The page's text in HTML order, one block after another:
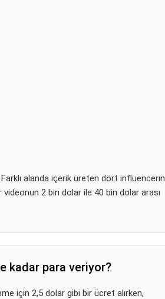
alanda içerik üreten dört influencerın
2 bin dolar ile 40 bin dolar arası
kadar para veriyor?
için 2,5 dolar gibi bir ücret alırken,